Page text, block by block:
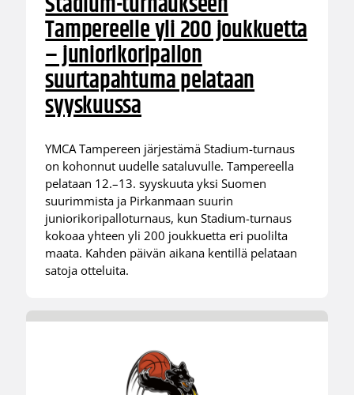
Tampereelle yli 200 joukkuetta
– juniorikoripallon
suurtapahtuma pelataan
syyskuussa
YMCA Tampereen järjestämä Stadium-turnaus
on kohonnut uudelle sataluvulle. Tampereella
pelataan 12.–13. syyskuuta yksi Suomen
suurimmista ja Pirkanmaan suurin
juniorikoripalloturnaus, kun Stadium-turnaus
kokoaa yhteen yli 200 joukkuetta eri puolilta
maata. Kahden päivän aikana kentillä pelataan
satoja otteluita.